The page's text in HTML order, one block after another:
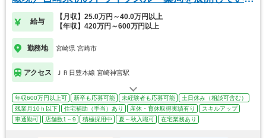
す
給与
【月収】25.0万円～40.0万円以上
【年収】420万円～600万円以上
勤務地 宮崎県 宮崎市
アクセス ＪＲ日豊本線 宮崎神宮駅
年収600万円以上可 新卒も応募可能 未経験者も応募可能
土日休み（相談可含む）
残業月10ｈ以下
住宅補助（手当）あり 産休・育休取得実績有り
スキルアップ
車通勤可
店舗数1～9 積極採用中 夏～秋入職可 在宅業務あり